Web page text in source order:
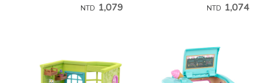
NTD 1,079 NTD 1,074